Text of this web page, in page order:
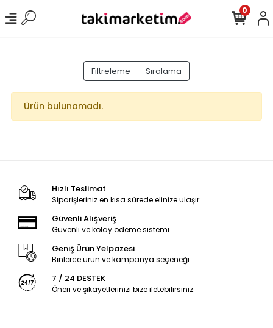
0
Filtreleme Sıralama
Ürün bulunamadı.
Hızlı Teslimat
Siparişleriniz en kısa sürede elinize ulaşır.
Güvenli Alışveriş
Güvenli ve kolay ödeme sistemi
Geniş Ürün Yelpazesi
Binlerce ürün ve kampanya seçeneği
7 / 24 DESTEK
Öneri ve şikayetlerinizi bize iletebilirsiniz.